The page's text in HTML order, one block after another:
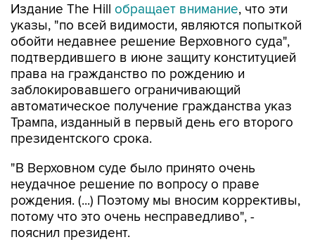
Издание The Hill обращает внимание, что эти
указы, "по всей видимости, являются попыткой
обойти недавнее решение Верховного суда",
подтвердившего в июне защиту конституцией
права на гражданство по рождению и
заблокировавшего ограничивающий
автоматическое получение гражданства указ
Трампа, изданный в первый день его второго
президентского срока.
"В Верховном суде было принято очень
неудачное решение по вопросу о праве
рождения. (...) Поэтому мы вносим коррективы,
потому что это очень несправедливо", -
пояснил президент.